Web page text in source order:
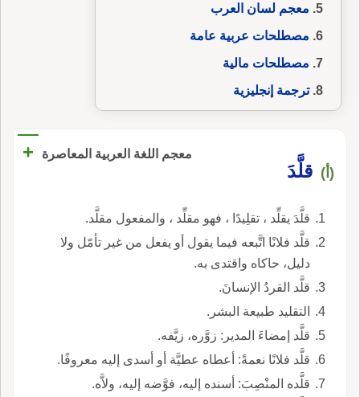
معجم لسان العرب
مصطلحات عربية عامة
مصطلحات مالية
ترجمة إنجليزية
معجم اللغة العربية المعاصرة +
(أ) قلَّدَ
قلَّدَ يقلِّد ، تقلِيدًا ، فهو مقلِّد ، والمفعول مقلَّد.
قلَّد فلانًا اتَّبعه فيما يقول أو يفعل من غير تأمّل ولا
دليل، حاكاه واقتدى به.
قلَّد القردُ الإنسانَ.
التقليد طبيعة البشر.
قلَّد إمضاءَ المدير: زوَّره، زيَّفه.
قلَّد فلانًا نعمةً: أعطاه عطيَّة أو أسدى إليه معروفًا.
قلَّده المنْصِبَ: أسنده إليه، فوَّضه إليه، ولاَّه.